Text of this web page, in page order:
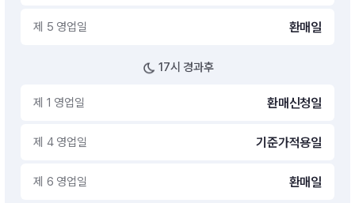
제 5 영업일 환매일
17시 경과후
제 1 영업일 환매신청일
제 4 영업일 기준가적용일
제 6 영업일 환매일